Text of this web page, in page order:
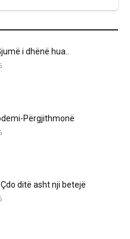
i dhënë hua..
Përgjithmonë
ditë asht nji betejë